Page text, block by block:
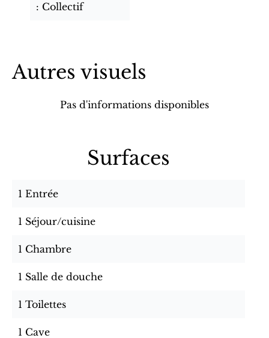
Collectif
Autres visuels
Pas d'informations disponibles
Surfaces
1 Entrée
1 Séjour/cuisine
1 Chambre
1 Salle de douche
1 Toilettes
1 Cave